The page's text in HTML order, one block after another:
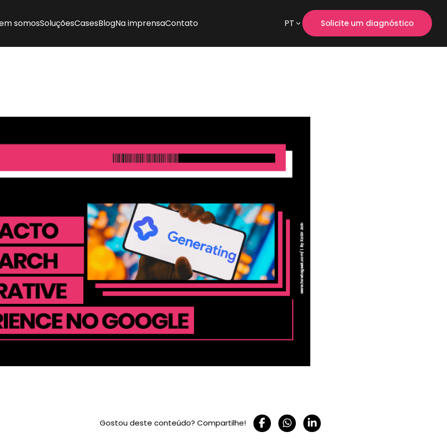
somosSoluçõesCasesBlogNa imprensaContato PT Solicite um diagnóstico
Gostou deste conteúdo? Compartilhe!